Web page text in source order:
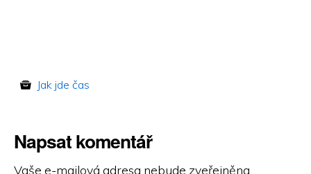
Jak jde čas
Napsat komentář
Vaše e-mailová adresa nebude zveřejněna.